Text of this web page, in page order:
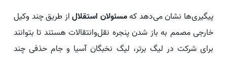
پیگیری‌ها نشان می‌دهد کهمسئولان استقلالاز طریق چند وکیل
خارجی مصمم به باز شدن پنجره نقل‌وانتقالات هستند تا بتوانند
برای شرکت در لیگ برتر، لیگ نخبگان آسیا و جام حذفی چند